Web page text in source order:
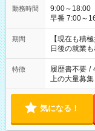
勤務時間
9:00～18:00（休憩60分） ■ご
早番 7:00～16:00 遅
い」 「余裕
たくない」 な
の方へ 今ご
の勤務時間
期間
【現在も積
日後の就業
特徴 履歴書不要 /
上の大量募集
気になる！